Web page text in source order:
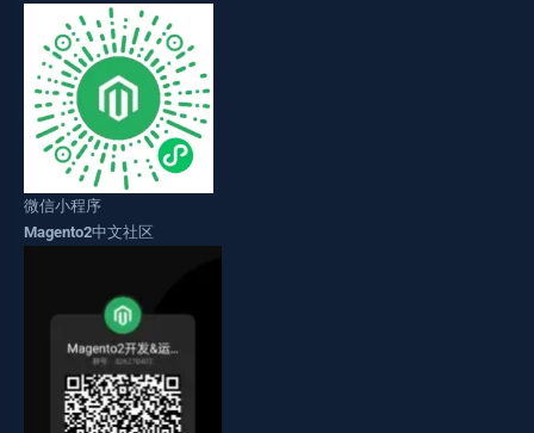
微信小程序
Magento2中文社区